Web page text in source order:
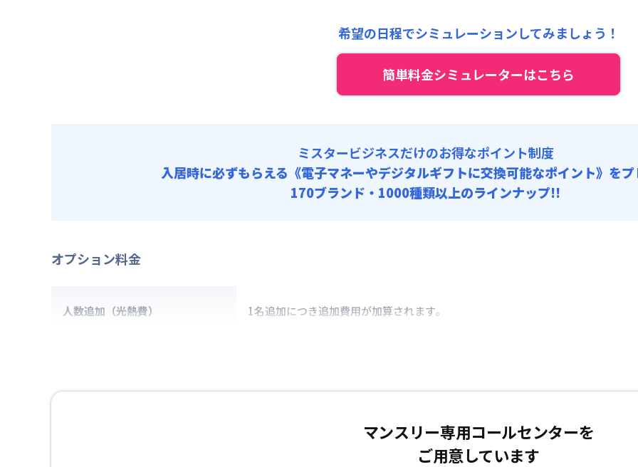
希望の日程でシミュレーションしてみましょう！
簡単料金シミュレーターはこちら
ミスタービジネスだけのお得なポイント制度
入居時に必ずもらえる 《電子マネーやデジタルギフトに交換可能なポイント》を
170ブランド・1000種類以上のラインナップ!!
オプション料金
人数追加（光熱費） 1名追加につき追加費用が加算されます。
マンスリー専用コールセンターを
ご用意しています